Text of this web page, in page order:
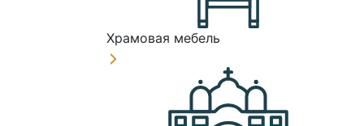
Храмовая мебель